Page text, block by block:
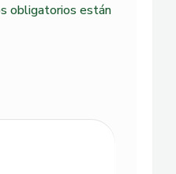
obligatorios están